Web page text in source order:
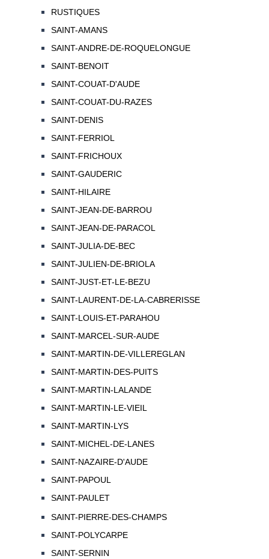
RUSTIQUES
SAINT-AMANS
SAINT-ANDRE-DE-ROQUELONGUE
SAINT-BENOIT
SAINT-COUAT-D'AUDE
SAINT-COUAT-DU-RAZES
SAINT-DENIS
SAINT-FERRIOL
SAINT-FRICHOUX
SAINT-GAUDERIC
SAINT-HILAIRE
SAINT-JEAN-DE-BARROU
SAINT-JEAN-DE-PARACOL
SAINT-JULIA-DE-BEC
SAINT-JULIEN-DE-BRIOLA
SAINT-JUST-ET-LE-BEZU
SAINT-LAURENT-DE-LA-CABRERISSE
SAINT-LOUIS-ET-PARAHOU
SAINT-MARCEL-SUR-AUDE
SAINT-MARTIN-DE-VILLEREGLAN
SAINT-MARTIN-DES-PUITS
SAINT-MARTIN-LALANDE
SAINT-MARTIN-LE-VIEIL
SAINT-MARTIN-LYS
SAINT-MICHEL-DE-LANES
SAINT-NAZAIRE-D'AUDE
SAINT-PAPOUL
SAINT-PAULET
SAINT-PIERRE-DES-CHAMPS
SAINT-POLYCARPE
SAINT-SERNIN